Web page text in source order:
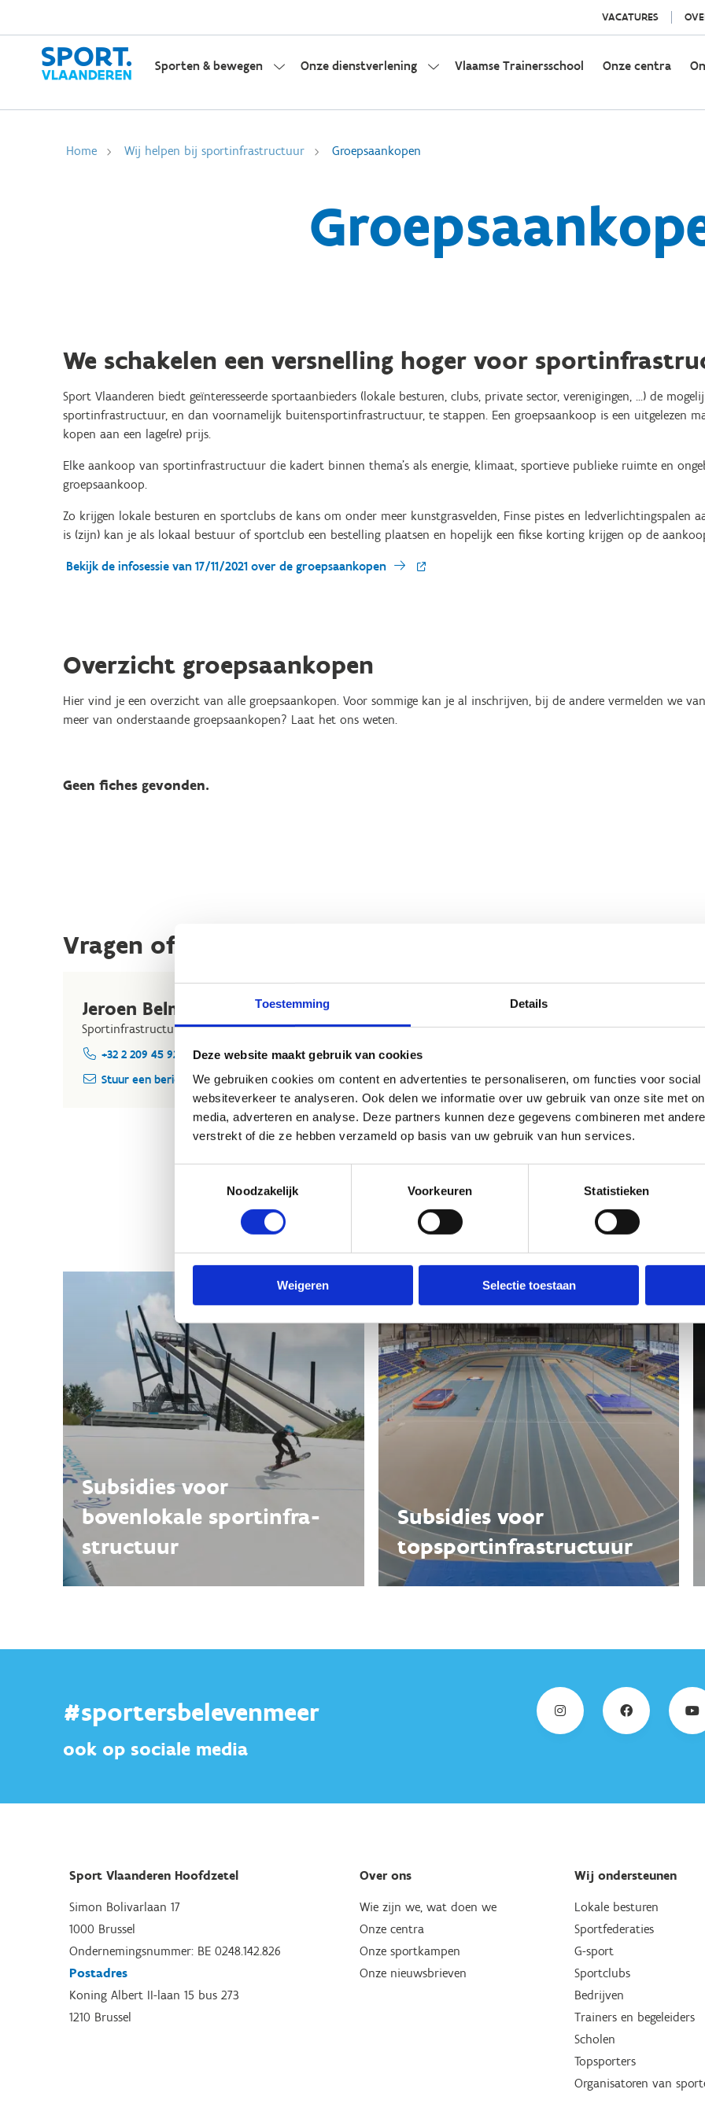
Toestemming Details
Deze website maakt gebruik van cookies
We gebruiken cookies om content en advertenties te personaliseren, om functies voor
websiteverkeer te analyseren. Ook delen we informatie over uw gebruik van onze site met
media, adverteren en analyse. Deze partners kunnen deze gegevens combineren met
verstrekt of die ze hebben verzameld op basis van uw gebruik van hun services.
Noodzakelijk
Voorkeuren Statistieken
Weigeren Selectie toestaan
VACATURES
Sporten & bewegen Onze dienstverlening Vlaamse Trainersschool Onze centra
Home Wij helpen bij sportinfrastructuur Groepsaankopen
We schakelen een versnelling hoger voor
Sport Vlaanderen biedt geïnteresseerde sportaanbieders (lokale besturen, clubs, private sector, verenigingen, …) de
sportinfrastructuur, en dan voornamelijk buitensportinfrastructuur, te stappen. Een groepsaankoop is een uitgelezen
kopen aan een lage(re) prijs.
Elke aankoop van sportinfrastructuur die kadert binnen thema's als energie, klimaat, sportieve publieke ruimte en
groepsaankoop.
Zo krijgen lokale besturen en sportclubs de kans om onder meer kunstgrasvelden, Finse pistes en ledverlichtingspalen
is (zijn) kan je als lokaal bestuur of sportclub een bestelling plaatsen en hopelijk een fikse korting krijgen op de
Bekijk de infosessie van 17/11/2021 over de groepsaankopen
Overzicht groepsaankopen
Hier vind je een overzicht van alle groepsaankopen. Voor sommige kan je al inschrijven, bij de andere vermelden we
meer van onderstaande groepsaankopen? Laat het ons weten.
Geen fiches gevonden.
Vragen of meer info?
Jeroen Belmans
Sportinfrastructuur
+32 2 209 45 92
Stuur een bericht
Sven Meert
Sportinfrastructuur
+32 2 209 45 94
Stuur een bericht
Ook interessant voor jou
Subsidies voor
bovenlokale sportinfra­
structuur
Subsidies voor
topsportinfra­structuur
#sportersbelevenmeer
ook op sociale media
Sport Vlaanderen Hoofdzetel
Simon Bolivarlaan 17
1000 Brussel
Ondernemingsnummer: BE 0248.142.826
Postadres
Koning Albert II-laan 15 bus 273
1210 Brussel
Over ons
Wie zijn we, wat doen we
Onze centra
Onze sportkampen
Onze nieuwsbrieven
Wij ondersteunen
Lokale besturen
Sportfederaties
G-sport
Sportclubs
Bedrijven
Trainers en begeleiders
Scholen
Topsporters
Organisatoren van